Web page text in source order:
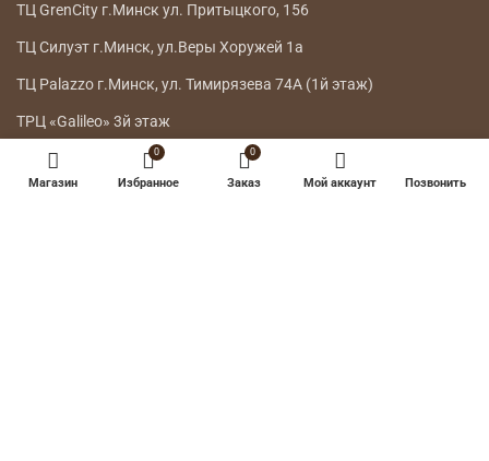
ТЦ GrenCity г.Минск ул. Притыцкого, 156
ТЦ Силуэт г.Минск, ул.Веры Хоружей 1а
ТЦ Palazzo г.Минск, ул. Тимирязева 74А (1й этаж)
ТРЦ «Galileo» 3й этаж
ГЛАВНОЕ МЕНЮ
Магазин
0
Избранное
0
Заказ Мой аккаунт Позвонить